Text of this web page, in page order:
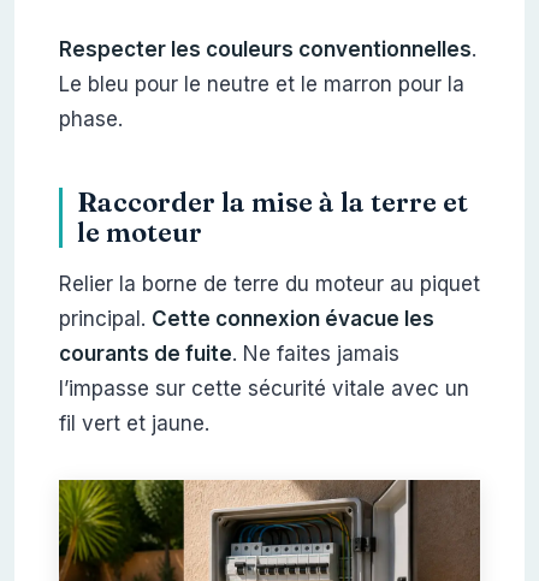
Respecter les couleurs conventionnelles.
Le bleu pour le neutre et le marron pour la
phase.
Raccorder la mise à la terre et
le moteur
Relier la borne de terre du moteur au piquet
principal. Cette connexion évacue les
courants de fuite. Ne faites jamais
l’impasse sur cette sécurité vitale avec un
fil vert et jaune.